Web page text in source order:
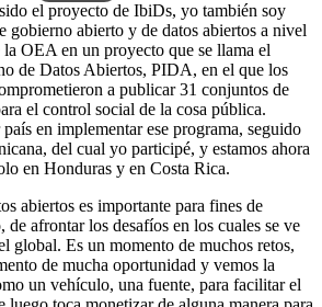
el proyecto de IbiDs, yo también soy
gobierno abierto y de datos abiertos a nivel
OEA en un proyecto que se llama el
de Datos Abiertos, PIDA, en el que los
a publicar 31 conjuntos de
el control social de la cosa pública.
en implementar ese programa, seguido
del cual yo participé, y estamos ahora
en Honduras y en Costa Rica.
abiertos es importante para fines de
afrontar los desafíos en los cuales se ve
global. Es un momento de muchos retos,
de mucha oportunidad y vemos la
un vehículo, una fuente, para facilitar el